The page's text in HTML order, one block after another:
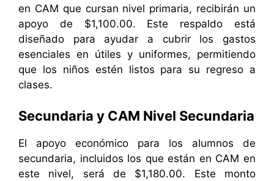
en CAM que cursan nivel primaria, recibirán un
apoyo de $1,100.00. Este respaldo está
diseñado para ayudar a cubrir los gastos
esenciales en útiles y uniformes, permitiendo
que los niños estén listos para su regreso a
clases.
Secundaria y CAM Nivel Secundaria
El apoyo económico para los alumnos de
secundaria, incluidos los que están en CAM en
este nivel, será de $1,180.00. Este monto